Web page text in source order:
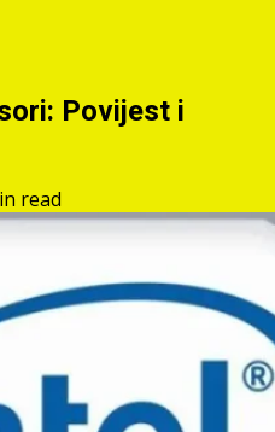
Povijest i
read